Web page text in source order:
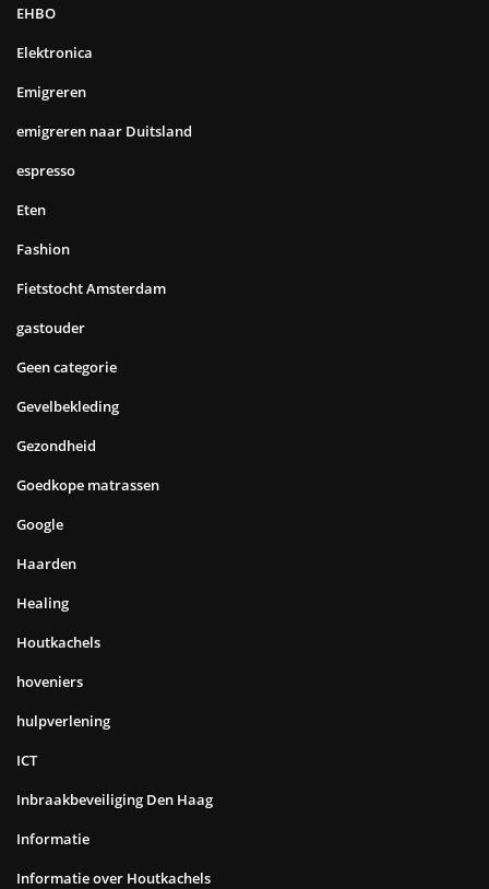
EHBO
Elektronica
Emigreren
emigreren naar Duitsland
espresso
Eten
Fashion
Fietstocht Amsterdam
gastouder
Geen categorie
Gevelbekleding
Gezondheid
Goedkope matrassen
Google
Haarden
Healing
Houtkachels
hoveniers
hulpverlening
ICT
Inbraakbeveiliging Den Haag
Informatie
Informatie over Houtkachels